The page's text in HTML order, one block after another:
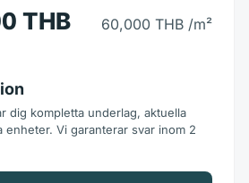
THB 60,000 THB /m²
dig kompletta underlag, aktuella
enheter. Vi garanterar svar inom 2